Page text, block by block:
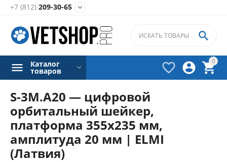
+7 (812) 209-30-65 
0




Каталог
товаров
S-3М.А20 — цифровой
орбитальный шейкер,
платформа 355х235 мм,
амплитуда 20 мм | ELMI
(Латвия)